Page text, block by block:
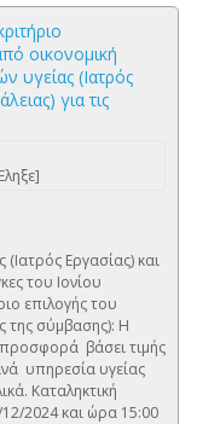
οικονομική
υγείας (Ιατρός
για τις
Εργασίας) και
του Ιονίου
επιλογής του
της σύμβασης): Η
βάσει τιμής
υπηρεσία υγείας
Καταληκτική
2024 και ώρα 15:00